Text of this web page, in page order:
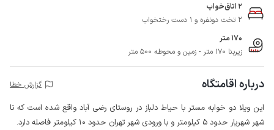
2 اتاق‌خواب
2 تخت دونفره و 1 دست رختخواب
170 متر
زیربنا 170 متر - زمین و محوطه 500 متر
درباره اقامتگاه گزارش خطا
این ویلا دو خوابه مستر با حیاط دلباز در روستای رضی آباد واقع شده است که تا
شهر شهریار حدود 5 کیلومتر و با ورودی شهر تهران حدود 10 کیلومتر فاصله دارد.